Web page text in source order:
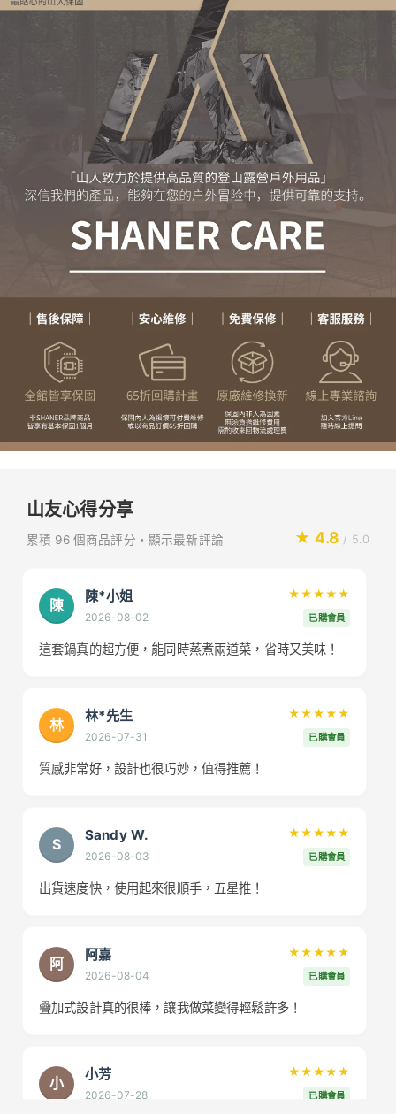
山友心得分享
累積 96 個商品評分・顯示最新評論 ★ 4.8 / 5.0
陳
陳*小姐
2026-08-02
★★★★★
已購會員
這套鍋真的超方便，能同時蒸煮兩道菜，省時又美味！
林
林*先生
2026-07-31
★★★★★
已購會員
質感非常好，設計也很巧妙，值得推薦！
S
Sandy W.
2026-08-03
★★★★★
已購會員
出貨速度快，使用起來很順手，五星推！
阿
阿嘉
2026-08-04
★★★★★
已購會員
疊加式設計真的很棒，讓我做菜變得輕鬆許多！
小
小芳
2026-07-28
★★★★★
已購會員